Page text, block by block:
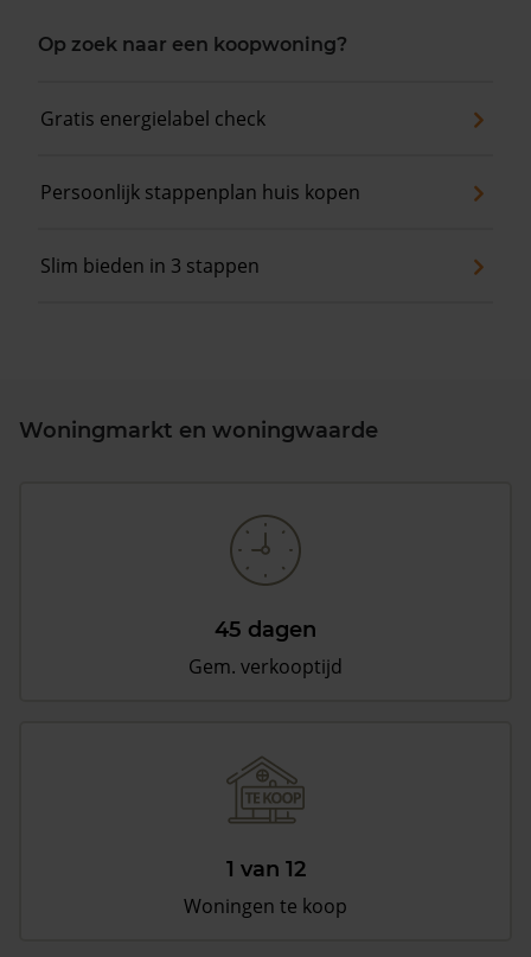
Op zoek naar een koopwoning?
Gratis energielabel check
Persoonlijk stappenplan huis kopen
Slim bieden in 3 stappen
Woningmarkt en woningwaarde
45 dagen
Gem. verkooptijd
1 van 12
Woningen te koop